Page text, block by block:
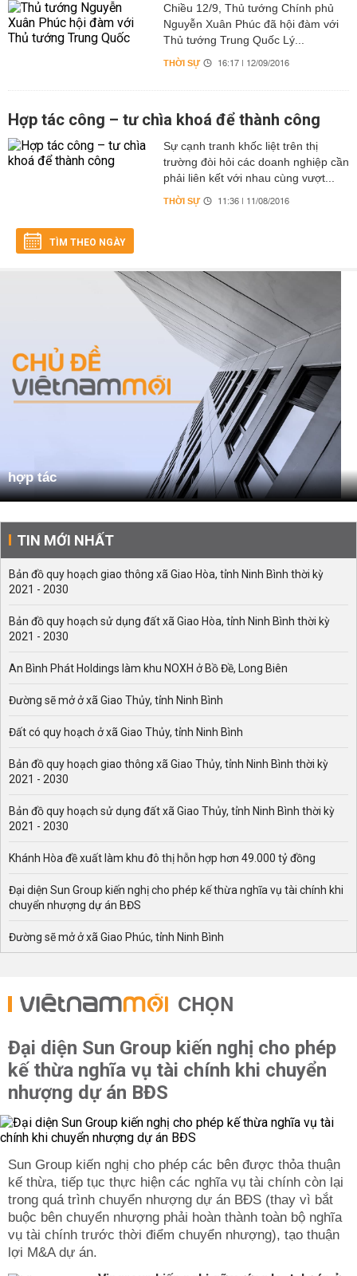
Chiều 12/9, Thủ tướng Chính phủ
Nguyễn Xuân Phúc đã hội đàm với
Thủ tướng Trung Quốc Lý...
THỜI SỰ 16:17 | 12/09/2016
Hợp tác công – tư chìa khoá để thành công
Sự cạnh tranh khốc liệt trên thị
trường đòi hỏi các doanh nghiệp cần
phải liên kết với nhau cùng vượt...
THỜI SỰ 11:36 | 11/08/2016
TÌM THEO NGÀY
hợp tác
TIN MỚI NHẤT
Bản đồ quy hoạch giao thông xã Giao Hòa, tỉnh Ninh Bình thời kỳ
2021 - 2030
Bản đồ quy hoạch sử dụng đất xã Giao Hòa, tỉnh Ninh Bình thời kỳ
2021 - 2030
An Bình Phát Holdings làm khu NOXH ở Bồ Đề, Long Biên
Đường sẽ mở ở xã Giao Thủy, tỉnh Ninh Bình
Đất có quy hoạch ở xã Giao Thủy, tỉnh Ninh Bình
Bản đồ quy hoạch giao thông xã Giao Thủy, tỉnh Ninh Bình thời kỳ
2021 - 2030
Bản đồ quy hoạch sử dụng đất xã Giao Thủy, tỉnh Ninh Bình thời kỳ
2021 - 2030
Khánh Hòa đề xuất làm khu đô thị hỗn hợp hơn 49.000 tỷ đồng
Đại diện Sun Group kiến nghị cho phép kế thừa nghĩa vụ tài chính khi
chuyển nhượng dự án BĐS
Đường sẽ mở ở xã Giao Phúc, tỉnh Ninh Bình
CHỌN
Đại diện Sun Group kiến nghị cho phép
kế thừa nghĩa vụ tài chính khi chuyển
nhượng dự án BĐS
Sun Group kiến nghị cho phép các bên được thỏa thuận
kế thừa, tiếp tục thực hiện các nghĩa vụ tài chính còn lại
trong quá trình chuyển nhượng dự án BĐS (thay vì bắt
buộc bên chuyển nhượng phải hoàn thành toàn bộ nghĩa
vụ tài chính trước thời điểm chuyển nhượng), tạo thuận
lợi M&A dự án.